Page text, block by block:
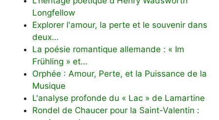
Longfellow
Explorer l'amour, la perte et le souvenir dans
deux…
La poésie romantique allemande : « Im
Frühling » et…
Orphée : Amour, Perte, et la Puissance de la
Musique
L'analyse profonde du « Lac » de Lamartine
Rondel de Chaucer pour la Saint-Valentin :